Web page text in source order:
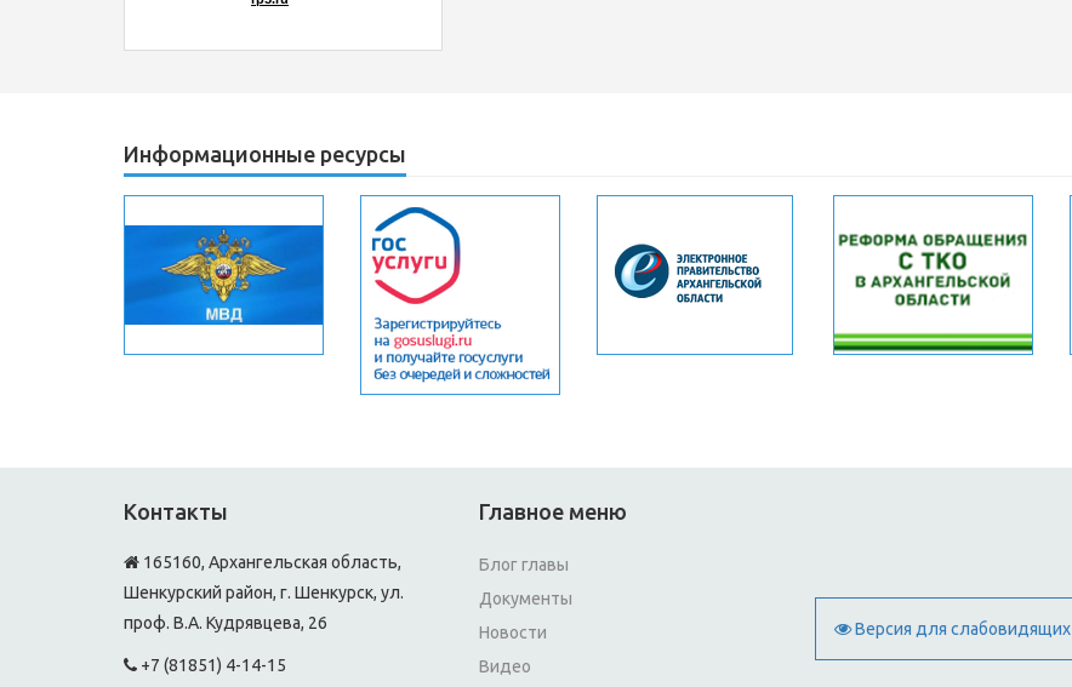
Информационные ресурсы
Контакты
165160, Архангельская область,
Шенкурский район, г. Шенкурск, ул.
проф. В.А. Кудрявцева, 26
+7 (81851) 4-14-15
Главное меню
Блог главы
Документы
Новости
Видео
Версия для слабовидящих